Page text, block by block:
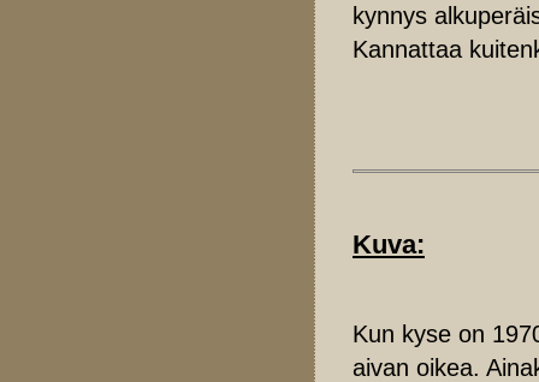
kynnys
Kannattaa
Kuva:
Kun kyse on
aivan oikea.